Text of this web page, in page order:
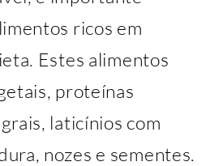
ricos em
Estes alimentos
proteínas
laticínios com
nozes e sementes.